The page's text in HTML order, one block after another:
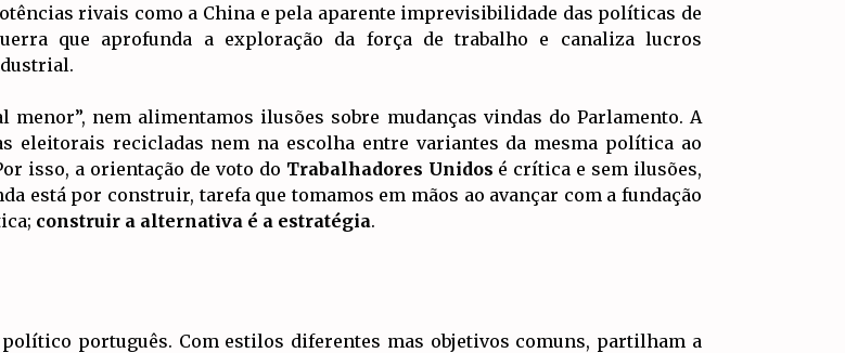
rivais como a China e pela aparente imprevisibilidade das políticas de
que aprofunda a exploração da força de trabalho e canaliza lucros
nem alimentamos ilusões sobre mudanças vindas do Parlamento. A
eleitorais recicladas nem na escolha entre variantes da mesma política ao
isso, a orientação de voto do Trabalhadores Unidos é crítica e sem ilusões,
está por construir, tarefa que tomamos em mãos ao avançar com a fundação
construir a alternativa é a estratégia.
português. Com estilos diferentes mas objetivos comuns, partilham a